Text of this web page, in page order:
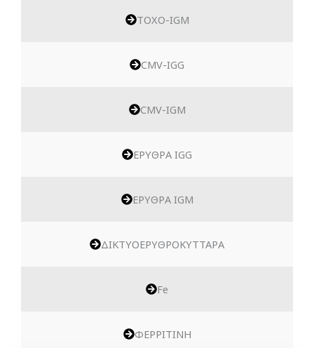
TOXO-IGM
CMV-IGG
CMV-IGM
ΕΡΥΘΡΑ IGG
ΕΡΥΘΡΑ IGM
ΔΙΚΤΥΟΕΡΥΘΡΟΚΥΤΤΑΡΑ
Fe
ΦΕΡΡΙΤΙΝΗ